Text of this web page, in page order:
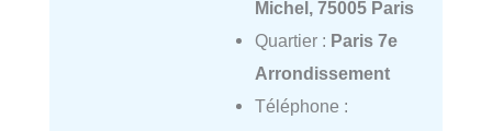
Michel, 75005 Paris
Quartier : Paris 7e
Arrondissement
Téléphone :